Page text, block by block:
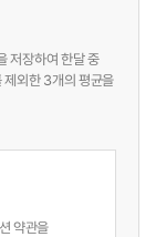
저장하여 한달 중
제외한 3개의 평균을
약관을